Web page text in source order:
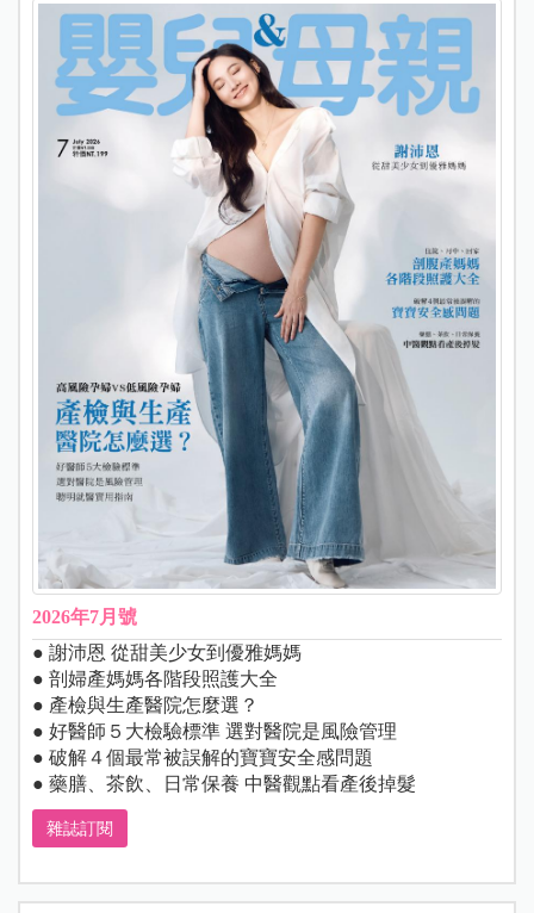
2026年7月號
● 謝沛恩 從甜美少女到優雅媽媽
● 剖婦產媽媽各階段照護大全
● 產檢與生產醫院怎麼選？
● 好醫師５大檢驗標準 選對醫院是風險管理
● 破解４個最常被誤解的寶寶安全感問題
● 藥膳、茶飲、日常保養 中醫觀點看產後掉髮
雜誌訂閱